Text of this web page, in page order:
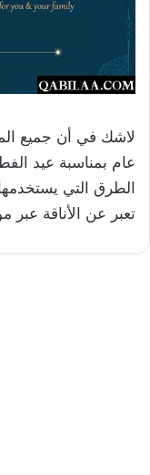
لاشك في أن جميع
عام بمناسبة عيد
الطرق التي يستخدمها
تعبر عن الأناقة عبر